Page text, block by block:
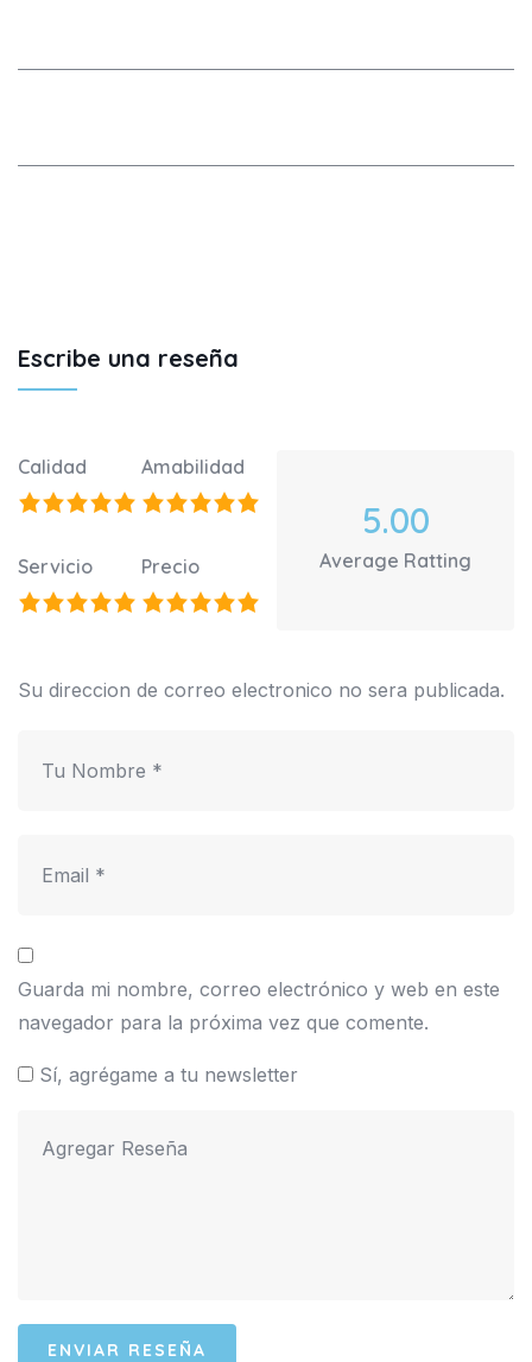
Escribe una reseña
Calidad Amabilidad
Servicio Precio
5.00
Average Ratting
Su direccion de correo electronico no sera publicada.
Guarda mi nombre, correo electrónico y web en este
navegador para la próxima vez que comente.
Sí, agrégame a tu newsletter